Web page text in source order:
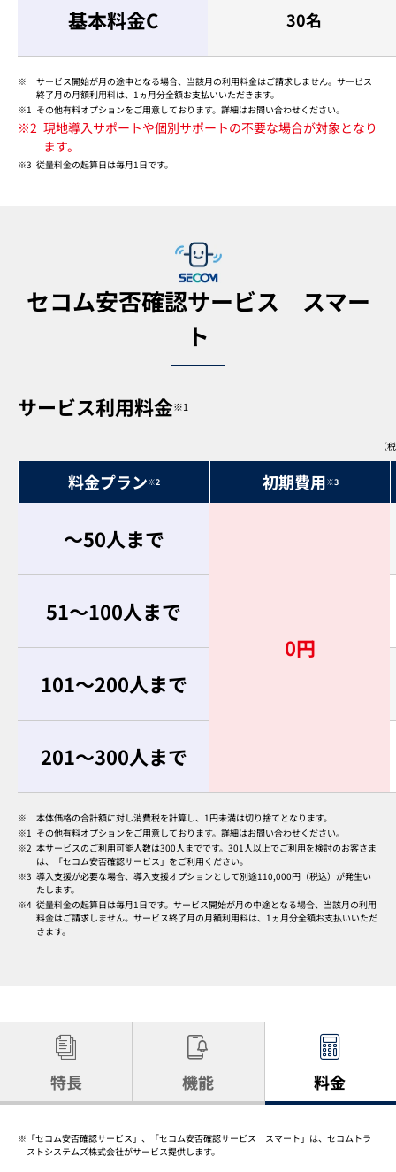
基本料金C 30名
サービス開始が月の途中となる場合、当該月の利用料金はご請求しません。サービス
終了月の月額利用料は、1ヵ月分全額お支払いいただきます。
1 その他有料オプションをご用意しております。詳細はお問い合わせください。
2 現地導入サポートや個別サポートの不要な場合が対象となり
ます。
3 従量料金の起算日は毎月1日です。
セコム安否確認サービス スマー
ト
サービス利用料金※1
（
料金プラン※2 初期費用※3
～50人まで
0円
51～100人まで
101～200人まで
201～300人まで
本体価格の合計額に対し消費税を計算し、1円未満は切り捨てとなります。
1 その他有料オプションをご用意しております。詳細はお問い合わせください。
2 本サービスのご利用可能人数は300人までです。301人以上でご利用を検討のお客さま
は、「セコム安否確認サービス」をご利用ください。
3 導入支援が必要な場合、導入支援オプションとして別途110,000円（税込）が発生い
たします。
4 従量料金の起算日は毎月1日です。サービス開始が月の中途となる場合、当該月の利用
料金はご請求しません。サービス終了月の月額利用料は、1ヵ月分全額お支払いいただ
きます。
特長 機能 料金
「セコム安否確認サービス」、「セコム安否確認サービス スマート」は、セコムトラ
ストシステムズ株式会社がサービス提供します。